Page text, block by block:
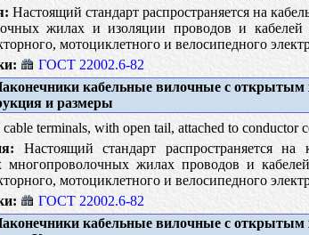
Настоящий стандарт распространяется на
жилах и изоляции проводов и
мотоциклетного и велосипедного
ГОСТ 22002.6-82
кабельные вилочные с открытым
и размеры
terminals, with open tail, attached to conductor
Настоящий стандарт распространяется
многопроволочных жилах проводов и
мотоциклетного и велосипедного
ГОСТ 22002.6-82
кабельные вилочные с открытым